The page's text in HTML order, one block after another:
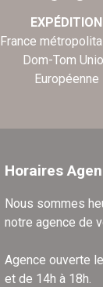
EXPÉDITION
France
Dom-Tom
Européenne
Horaires
Nous sommes
notre agence de
Agence ouverte
et de 14h à 18h.